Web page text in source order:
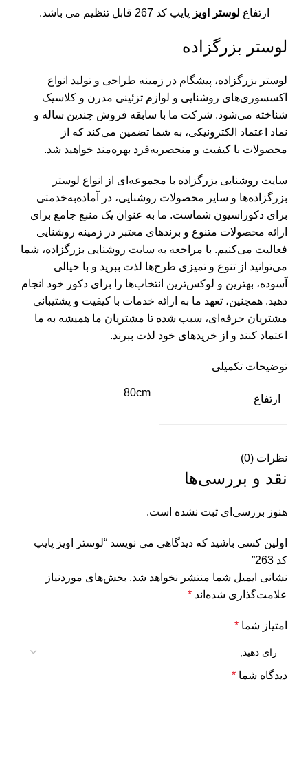
ارتفاع لوستر اویز پایپ کد 267 قابل تنظیم می باشد.
لوستر بزرگزاده
لوستر بزرگزاده، پیشگام در زمینه طراحی و تولید انواع
اکسسوری‌های روشنایی و لوازم تزئینی مدرن و کلاسیک
شناخته می‌شود. شرکت ما با سابقه فروش چندین ساله و
نماد اعتماد الکترونیکی، به شما تضمین می‌کند که از
محصولات با کیفیت و منحصربه‌فرد بهره‌مند خواهید شد.
سایت روشنایی بزرگزاده با مجموعه‌ای از انواع لوستر
بزرگزاده‌ها و سایر محصولات روشنایی، در آماده‌به‌خدمتی
برای دکوراسیون شماست. ما به عنوان یک منبع جامع برای
ارائه محصولات متنوع و برندهای معتبر در زمینه روشنایی
فعالیت می‌کنیم. با مراجعه به سایت روشنایی بزرگزاده، شما
می‌توانید از تنوع و تمیزی طرح‌ها لذت ببرید و با خیالی
آسوده، بهترین و لوکس‌ترین انتخاب‌ها را برای دکور خود انجام
دهید. همچنین، تعهد ما به ارائه خدمات با کیفیت و پشتیبانی
مشتریان حرفه‌ای، سبب شده تا مشتریان ما همیشه به ما
اعتماد کنند و از خریدهای خود لذت ببرند.
توضیحات تکمیلی
ارتفاع
80cm
نظرات (0)
نقد و بررسی‌ها
هنوز بررسی‌ای ثبت نشده است.
اولین کسی باشید که دیدگاهی می نویسد “لوستر اویز پایپ
کد 263”
نشانی ایمیل شما منتشر نخواهد شد. بخش‌های موردنیاز
علامت‌گذاری شده‌اند *
امتیاز شما *
دیدگاه شما *